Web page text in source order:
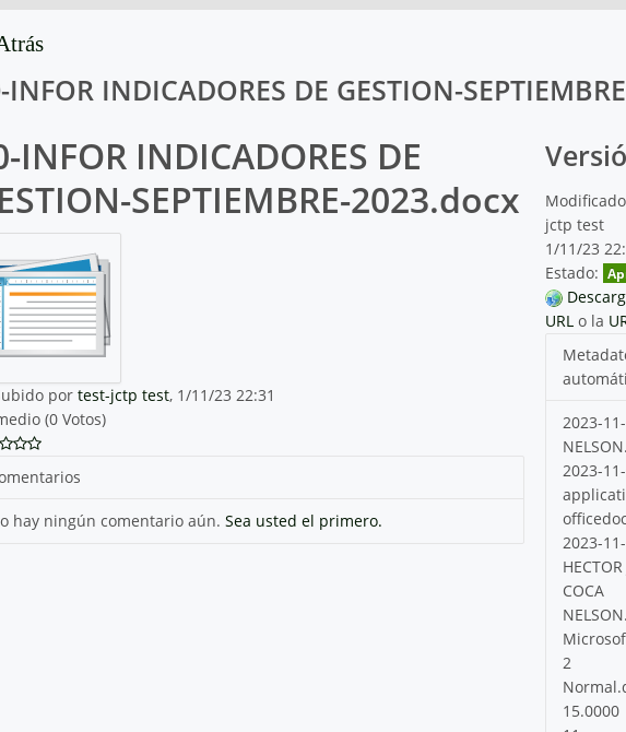
INFOR INDICADORES DE GESTION-
INFOR INDICADORES DE
SEPTIEMBRE-2023.docx
por test-jctp test, 1/11/23 22:31
(0 Votos)
hay ningún comentario aún. Sea usted el primero.
jctp test
1/11/23
Estado:
URL o la
2023-
2023-
2023-
COCA
2
15.0000